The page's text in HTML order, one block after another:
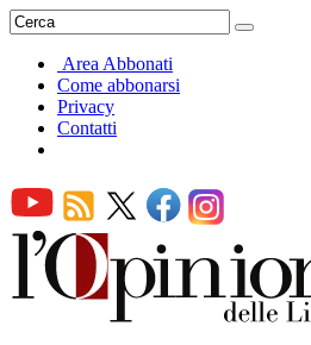
Area Abbonati
Come abbonarsi
Privacy
Contatti